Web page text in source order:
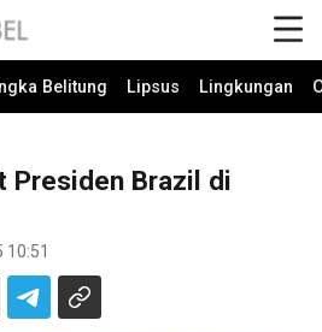
Belitung Lipsus Lingkungan
Presiden Brazil di
10:51